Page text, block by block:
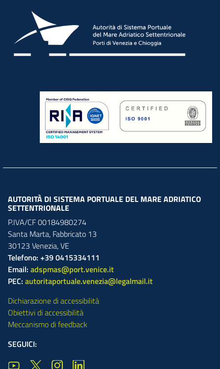
AUTORITÀ DI SISTEMA PORTUALE DEL MARE ADRIATICO
SETTENTRIONALE
P.IVA/CF 00184980274
Santa Marta, Fabbricato 13
30123 Venezia,VE
Telefono: +39 0415334111
Email: adspmas@port.venice.it
PEC: autoritaportuale.venezia@legalmail.it
Dichiarazione di accessibilità
Obiettivi di accessibilità
Meccanismo di feedback
SEGUICI: